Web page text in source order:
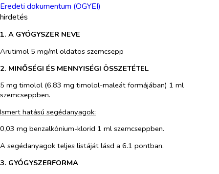
Eredeti dokumentum (OGYEI)
hirdetés
1. A GYÓGYSZER NEVE
Arutimol 5 mg/ml oldatos szemcsepp
2. MINŐSÉGI ÉS MENNYISÉGI ÖSSZETÉTEL
5 mg timolol (6,83 mg timolol-maleát formájában) 1 ml
szemcseppben.
Ismert hatású segédanyagok:
0,03 mg benzalkónium-klorid 1 ml szemcseppben.
A segédanyagok teljes listáját lásd a 6.1 pontban.
3. GYÓGYSZERFORMA